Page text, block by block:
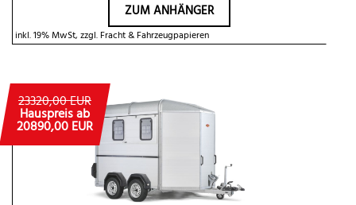
ZUM ANHÄNGER
inkl. 19% MwSt, zzgl. Fracht & Fahrzeugpapieren
23320,00 EUR
Hauspreis ab
20890,00 EUR